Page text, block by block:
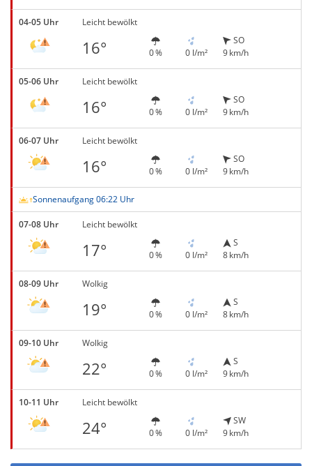
04-05 Uhr Leicht bewölkt
16° 0 % 0 l/m²
SO
9 km/h
05-06 Uhr Leicht bewölkt
16° 0 % 0 l/m²
SO
9 km/h
06-07 Uhr Leicht bewölkt
16° 0 % 0 l/m²
SO
9 km/h
Sonnenaufgang 06:22 Uhr
07-08 Uhr Leicht bewölkt
17° 0 % 0 l/m²
S
8 km/h
08-09 Uhr Wolkig
19° 0 % 0 l/m²
S
8 km/h
09-10 Uhr Wolkig
22° 0 % 0 l/m²
S
9 km/h
10-11 Uhr Leicht bewölkt
24° 0 % 0 l/m²
SW
9 km/h